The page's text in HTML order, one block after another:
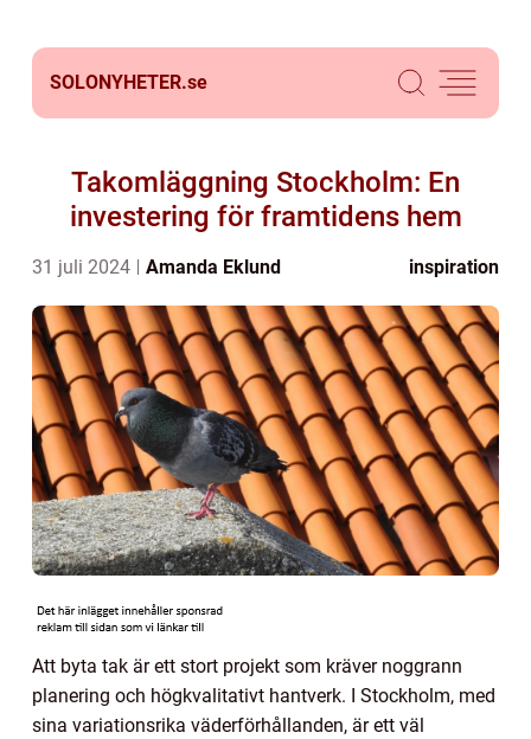
SOLONYHETER.se
Takomläggning Stockholm: En
investering för framtidens hem
31 juli 2024 Amanda Eklund inspiration
Att byta tak är ett stort projekt som kräver noggrann
planering och högkvalitativt hantverk. I Stockholm, med
sina variationsrika väderförhållanden, är ett väl